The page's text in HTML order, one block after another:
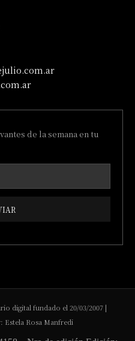
de la semana en tu
digital fundado el 20/03/2007 |
Rosa Manfredi